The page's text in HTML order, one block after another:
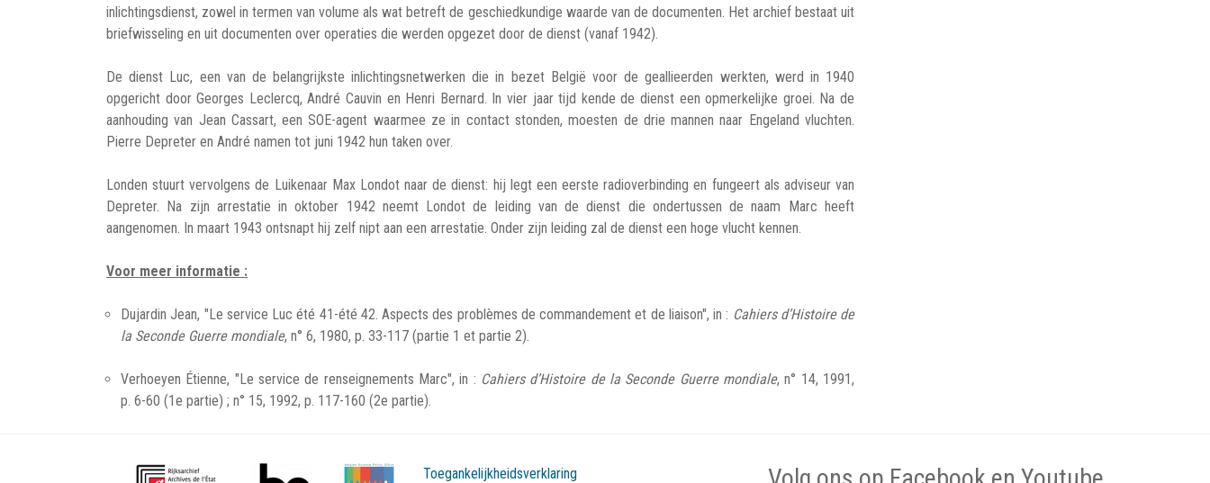
inlichtingsdienst, zowel in termen van volume als wat betreft de geschiedkundige waarde van de documenten. Het archief bestaat uit
briefwisseling en uit documenten over operaties die werden opgezet door de dienst (vanaf 1942).
De dienst Luc, een van de belangrijkste inlichtingsnetwerken die in bezet België voor de geallieerden werkten, werd in 1940
opgericht door Georges Leclercq, André Cauvin en Henri Bernard. In vier jaar tijd kende de dienst een opmerkelijke groei. Na de
aanhouding van Jean Cassart, een SOE-agent waarmee ze in contact stonden, moesten de drie mannen naar Engeland vluchten.
Pierre Depreter en André namen tot juni 1942 hun taken over.
Londen stuurt vervolgens de Luikenaar Max Londot naar de dienst: hij legt een eerste radioverbinding en fungeert als adviseur van
Depreter. Na zijn arrestatie in oktober 1942 neemt Londot de leiding van de dienst die ondertussen de naam Marc heeft
aangenomen. In maart 1943 ontsnapt hij zelf nipt aan een arrestatie. Onder zijn leiding zal de dienst een hoge vlucht kennen.
Voor meer informatie :
Dujardin Jean, "Le service Luc été 41-été 42. Aspects des problèmes de commandement et de liaison", in : Cahiers d’Histoire de
la Seconde Guerre mondiale, n° 6, 1980, p. 33-117 (partie 1 et partie 2).
Verhoeyen Étienne, "Le service de renseignements Marc", in : Cahiers d’Histoire de la Seconde Guerre mondiale, n° 14, 1991,
p. 6-60 (1e partie) ; n° 15, 1992, p. 117-160 (2e partie).
Toegankelijkheidsverklaring